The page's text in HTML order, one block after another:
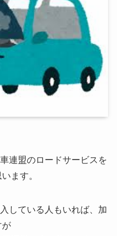
連盟のロードサービスを
ます。
している人もいれば、加
が